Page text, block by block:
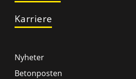
Karriere
Nyheter
Betonposten